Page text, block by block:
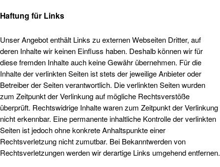
Haftung für Links
Unser Angebot enthält Links zu externen Webseiten Dritter, auf
deren Inhalte wir keinen Einfluss haben. Deshalb können wir für
diese fremden Inhalte auch keine Gewähr übernehmen. Für die
Inhalte der verlinkten Seiten ist stets der jeweilige Anbieter oder
Betreiber der Seiten verantwortlich. Die verlinkten Seiten wurden
zum Zeitpunkt der Verlinkung auf mögliche Rechtsverstöße
überprüft. Rechtswidrige Inhalte waren zum Zeitpunkt der Verlinkung
nicht erkennbar. Eine permanente inhaltliche Kontrolle der verlinkten
Seiten ist jedoch ohne konkrete Anhaltspunkte einer
Rechtsverletzung nicht zumutbar. Bei Bekanntwerden von
Rechtsverletzungen werden wir derartige Links umgehend entfernen.